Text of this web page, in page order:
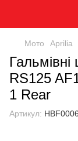
Мото Aprilia
RS125
1 Rear
Артикул: HBF0006